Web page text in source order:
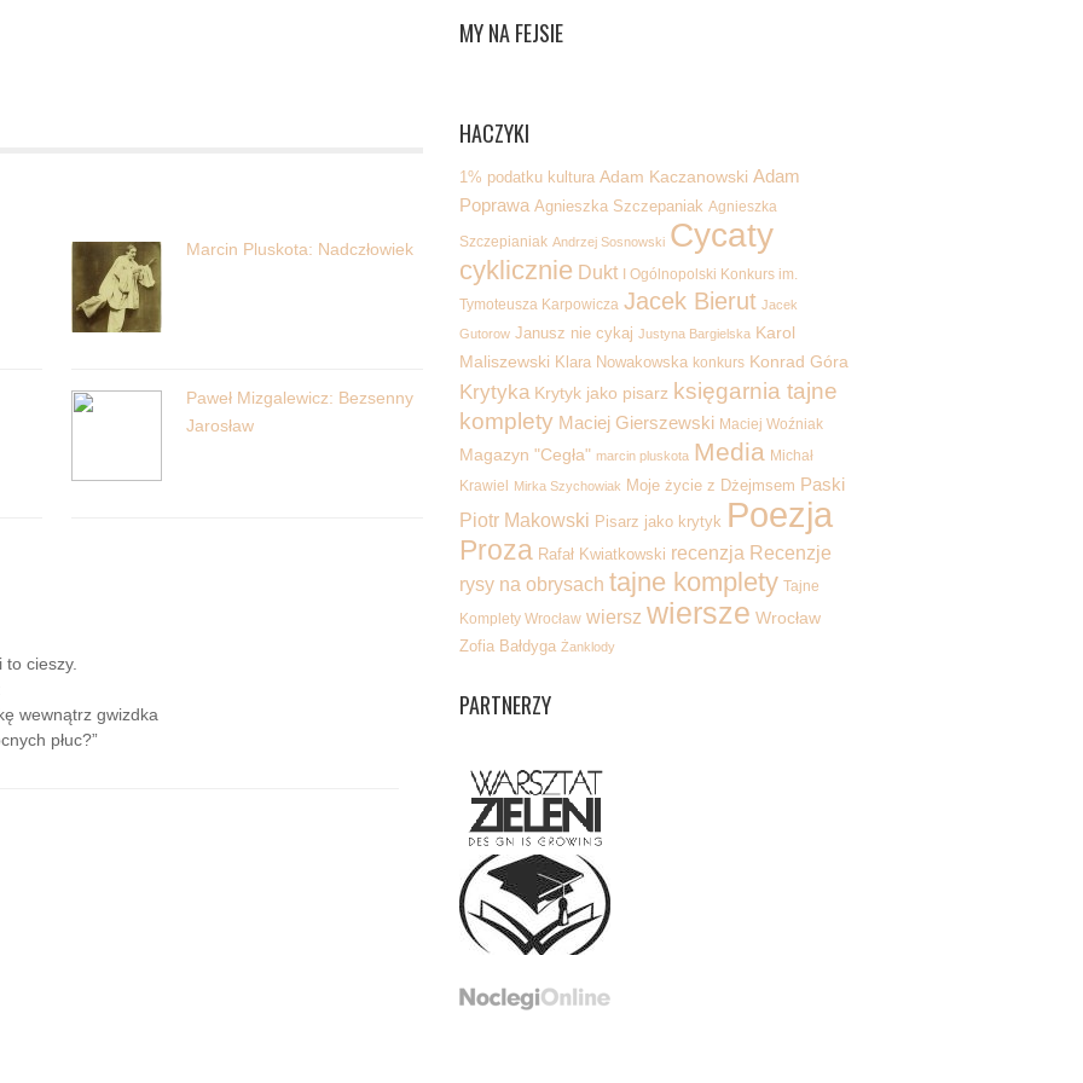
Marcin Pluskota: Nadczłowiek
Paweł Mizgalewicz: Bezsenny
Jarosław
cieszy.
wewnątrz gwizdka
płuc?”
MY NA FEJSIE
HACZYKI
1% podatku kultura Adam Kaczanowski Adam
Poprawa Agnieszka Szczepaniak Agnieszka
Szczepianiak Andrzej Sosnowski Cycaty
cyklicznie Dukt I Ogólnopolski Konkurs im.
Tymoteusza Karpowicza Jacek Bierut Jacek
Gutorow Janusz nie cykaj Justyna Bargielska Karol
Maliszewski Klara Nowakowska konkurs Konrad Góra
Krytyka Krytyk jako pisarz księgarnia tajne
komplety Maciej Gierszewski Maciej Woźniak
Magazyn "Cegła" marcin pluskota Media Michał
Krawiel Mirka Szychowiak Moje życie z Dżejmsem Paski
Piotr Makowski Pisarz jako krytyk Poezja
Proza Rafał Kwiatkowski recenzja Recenzje
rysy na obrysach tajne komplety Tajne
Komplety Wrocław wiersz wiersze Wrocław
Zofia Bałdyga Żanklody
PARTNERZY